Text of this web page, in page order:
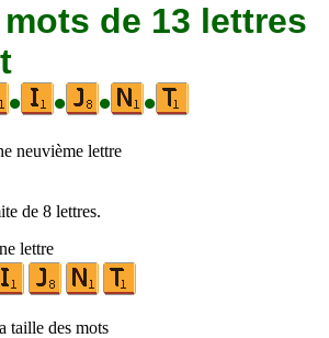
de 13 lettres
• • • •
neuvième lettre
de 8 lettres.
lettre
taille des mots